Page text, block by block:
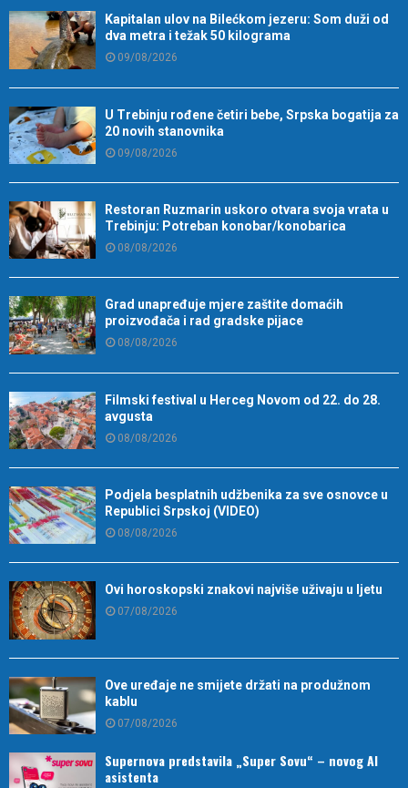
Kapitalan ulov na Bilećkom jezeru: Som duži od
dva metra i težak 50 kilograma
09/08/2026
U Trebinju rođene četiri bebe, Srpska bogatija za
20 novih stanovnika
09/08/2026
Restoran Ruzmarin uskoro otvara svoja vrata u
Trebinju: Potreban konobar/konobarica
08/08/2026
Grad unapređuje mjere zaštite domaćih
proizvođača i rad gradske pijace
08/08/2026
Filmski festival u Herceg Novom od 22. do 28.
avgusta
08/08/2026
Podjela besplatnih udžbenika za sve osnovce u
Republici Srpskoj (VIDEO)
08/08/2026
Ovi horoskopski znakovi najviše uživaju u ljetu
07/08/2026
Ove uređaje ne smijete držati na produžnom
kablu
07/08/2026
Supernova predstavila „Super Sovu“ – novog AI
asistenta